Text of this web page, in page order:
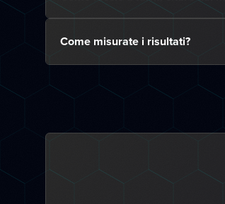
Come misurate i risultati?